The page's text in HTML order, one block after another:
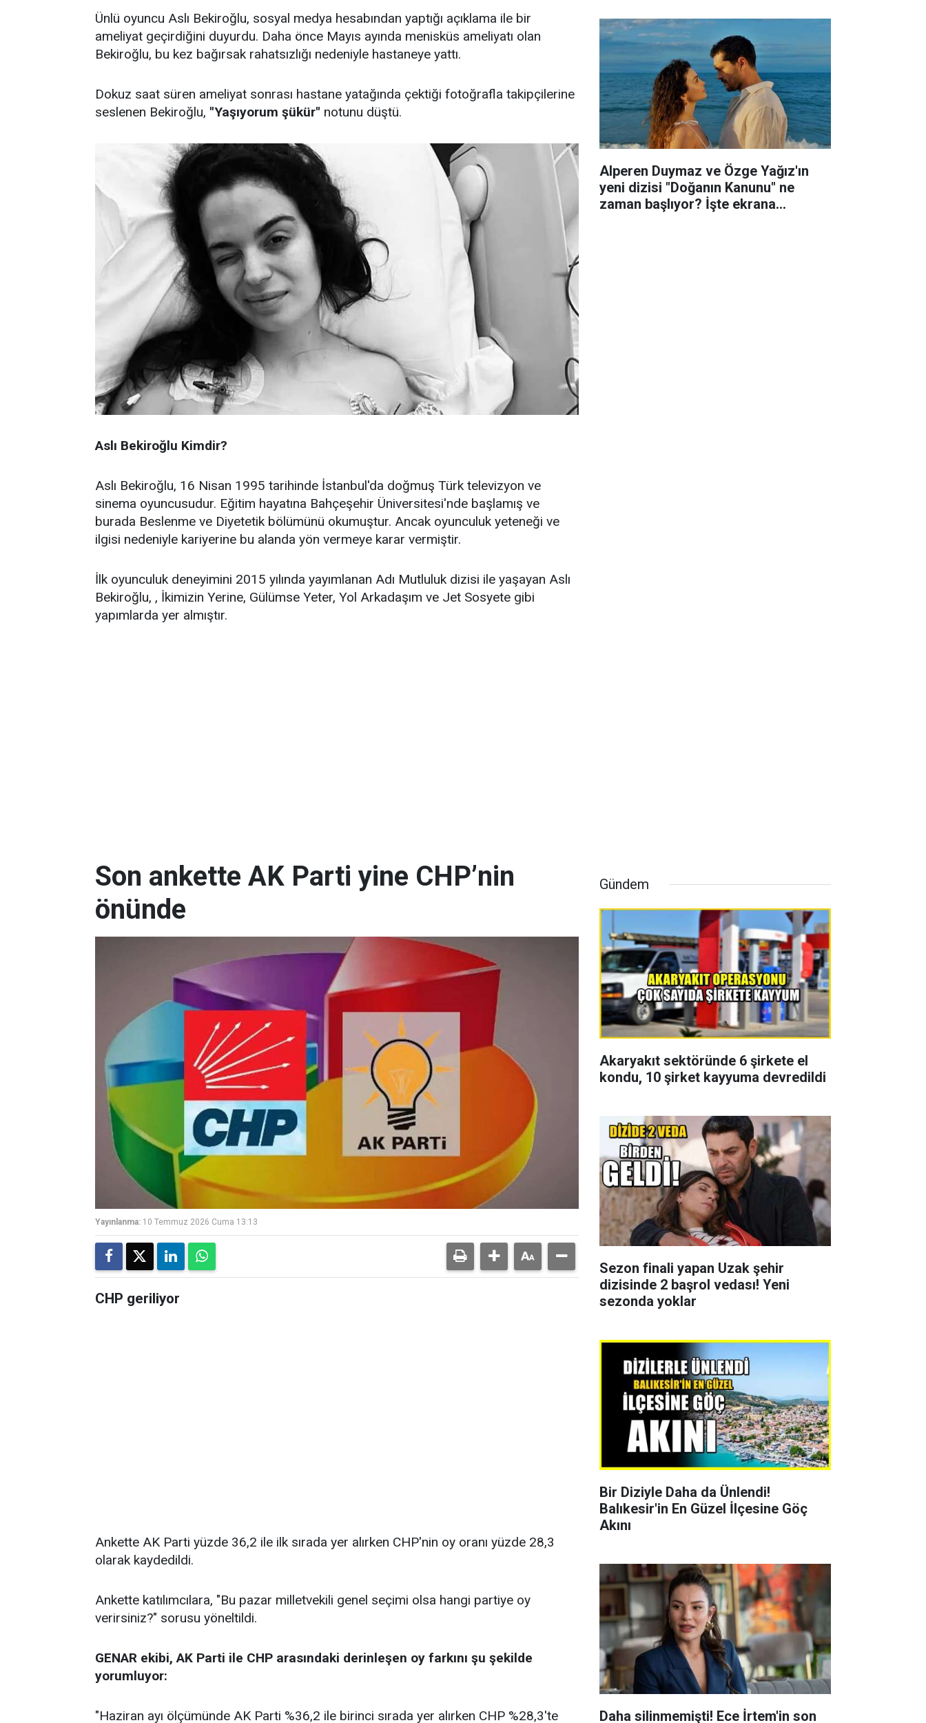
Ünlü oyuncu Aslı Bekiroğlu, sosyal medya hesabından yaptığı açıklama ile bir
ameliyat geçirdiğini duyurdu. Daha önce Mayıs ayında menisküs ameliyatı olan
Bekiroğlu, bu kez bağırsak rahatsızlığı nedeniyle hastaneye yattı.
Dokuz saat süren ameliyat sonrası hastane yatağında çektiği fotoğrafla takipçilerine
seslenen Bekiroğlu, ''Yaşıyorum şükür'' notunu düştü.
Aslı Bekiroğlu Kimdir?
Aslı Bekiroğlu, 16 Nisan 1995 tarihinde İstanbul'da doğmuş Türk televizyon ve
sinema oyuncusudur. Eğitim hayatına Bahçeşehir Üniversitesi'nde başlamış ve
burada Beslenme ve Diyetetik bölümünü okumuştur. Ancak oyunculuk yeteneği ve
ilgisi nedeniyle kariyerine bu alanda yön vermeye karar vermiştir.
İlk oyunculuk deneyimini 2015 yılında yayımlanan Adı Mutluluk dizisi ile yaşayan Aslı
Bekiroğlu, , İkimizin Yerine, Gülümse Yeter, Yol Arkadaşım ve Jet Sosyete gibi
yapımlarda yer almıştır.
Alperen Duymaz ve Özge Yağız'ın
yeni dizisi "Doğanın Kanunu" ne
zaman başlıyor? İşte ekrana
Son ankette AK Parti yine CHP’nin
önünde
Yayınlanma: 10 Temmuz 2026 Cuma 13:13
CHP geriliyor
Ankette AK Parti yüzde 36,2 ile ilk sırada yer alırken CHP'nin oy oranı yüzde 28,3
olarak kaydedildi.
Ankette katılımcılara, "Bu pazar milletvekili genel seçimi olsa hangi partiye oy
verirsiniz?" sorusu yöneltildi.
GENAR ekibi, AK Parti ile CHP arasındaki derinleşen oy farkını şu şekilde
yorumluyor:
"Haziran ayı ölçümünde AK Parti %36,2 ile birinci sırada yer alırken CHP %28,3'te
Gündem
Akaryakıt sektöründe 6 şirkete el
kondu, 10 şirket kayyuma devredildi
Sezon finali yapan Uzak şehir
dizisinde 2 başrol vedası! Yeni
sezonda yoklar
Bir Diziyle Daha da Ünlendi!
Balıkesir'in En Güzel İlçesine Göç
Akını
Daha silinmemişti! Ece İrtem'in son